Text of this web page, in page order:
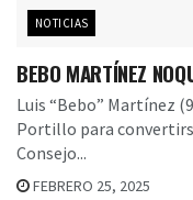
NOTICIAS
BEBO MARTÍNEZ
Luis “Bebo” Martínez
Portillo para
Consejo...
FEBRERO 25, 2025